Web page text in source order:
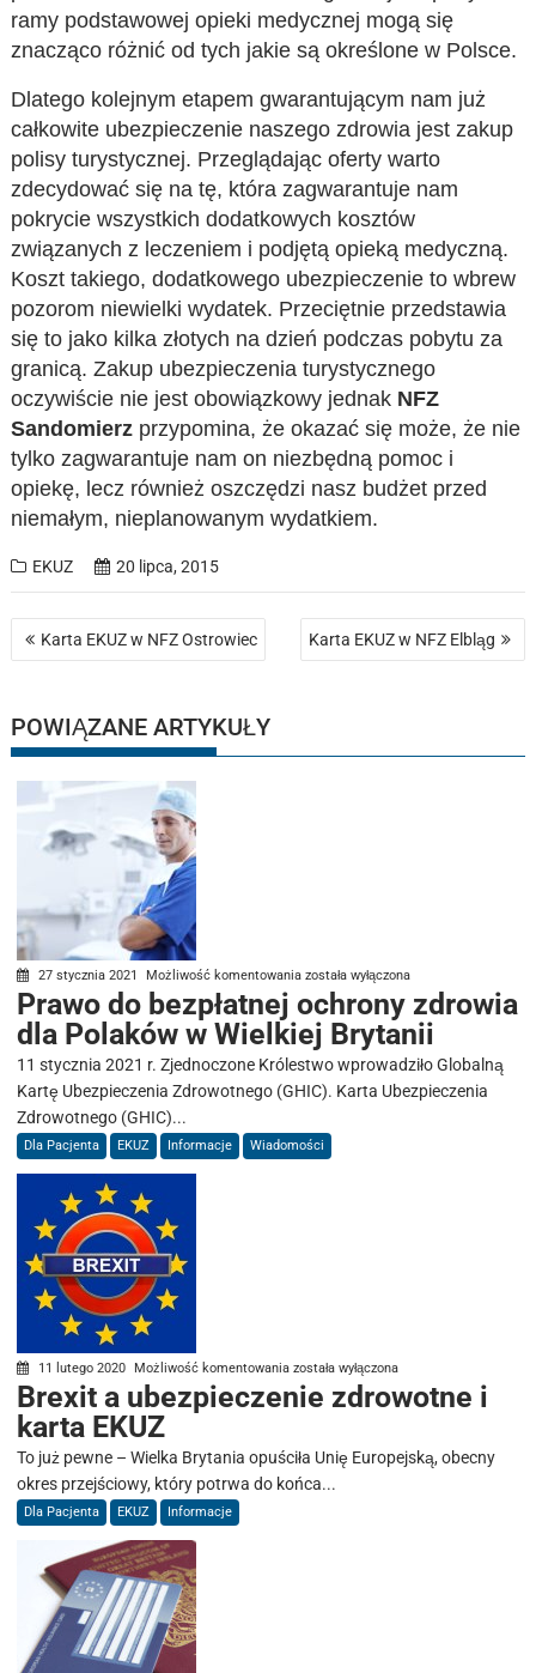
ramy podstawowej opieki medycznej mogą się
znacząco różnić od tych jakie są określone w Polsce.
Dlatego kolejnym etapem gwarantującym nam już
całkowite ubezpieczenie naszego zdrowia jest zakup
polisy turystycznej. Przeglądając oferty warto
zdecydować się na tę, która zagwarantuje nam
pokrycie wszystkich dodatkowych kosztów
związanych z leczeniem i podjętą opieką medyczną.
Koszt takiego, dodatkowego ubezpieczenie to wbrew
pozorom niewielki wydatek. Przeciętnie przedstawia
się to jako kilka złotych na dzień podczas pobytu za
granicą. Zakup ubezpieczenia turystycznego
oczywiście nie jest obowiązkowy jednak NFZ
Sandomierz przypomina, że okazać się może, że nie
tylko zagwarantuje nam on niezbędną pomoc i
opiekę, lecz również oszczędzi nasz budżet przed
niemałym, nieplanowanym wydatkiem.
EKUZ 20 lipca, 2015
Nawigacja
wpisu
Karta EKUZ w NFZ Ostrowiec Karta EKUZ w NFZ Elbląg
POWIĄZANE ARTYKUŁY
27 stycznia 2021 Możliwość komentowaniaPrawo
do
bezpłatnej
ochrony
dla
Polaków
w
została wyłączona
Prawo do bezpłatnej ochrony zdrowia
dla Polaków w Wielkiej Brytanii
11 stycznia 2021 r. Zjednoczone Królestwo wprowadziło Globalną
Kartę Ubezpieczenia Zdrowotnego (GHIC). Karta Ubezpieczenia
Zdrowotnego (GHIC)...
Dla Pacjenta EKUZ Informacje Wiadomości
11 lutego 2020 Możliwość komentowaniaBrexit
a
została wyłączona
Brexit a ubezpieczenie zdrowotne i
karta EKUZ
To już pewne – Wielka Brytania opuściła Unię Europejską, obecny
okres przejściowy, który potrwa do końca...
Dla Pacjenta EKUZ Informacje